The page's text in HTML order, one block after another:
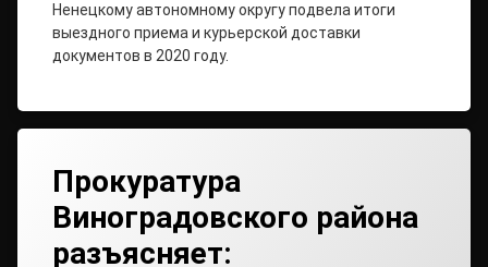
Ненецкому автономному округу подвела итоги
выездного приема и курьерской доставки
документов в 2020 году.
Прокуратура
Виноградовского района
разъясняет: